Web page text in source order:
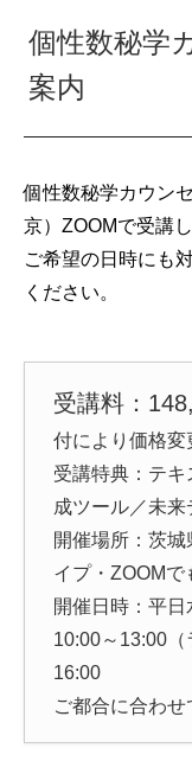
個性数秘学
案内
個性数秘学カウン
京）ZOOMで受講
ご希望の日時にも
ください。
受講料：
付により価格変
受講特典：テ
成ツール／未
開催場所：茨
イプ・ZOOMで
開催日時：平
10:00～13:00（
16:00
ご都合に合わせ